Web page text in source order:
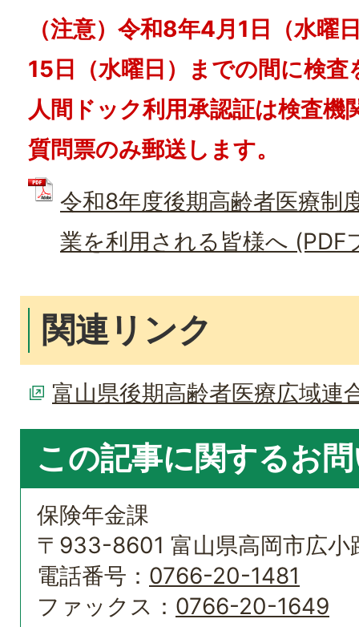
（注意）令和8年4月1日（水曜
15日（水曜日）までの間に検
人間ドック利用承認証は検査機
質問票のみ郵送します。
令和8年度後期高齢者医療制
業を利用される皆様へ (PDF
関連リンク
富山県後期高齢者医療広域連
この記事に関するお
保険年金課
〒933-8601 富山県高岡市広
電話番号： 0766-20-1481
ファックス： 0766-20-1649